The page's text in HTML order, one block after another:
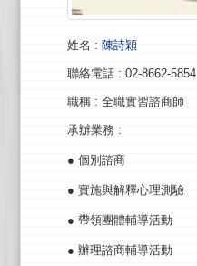
姓名 : 陳詩穎
聯絡電話 : 02-8662-5854
職稱 : 全職實習諮商師
承辦業務 :
● 個別諮商
● 實施與解釋心理測驗
● 帶領團體輔導活動
● 辦理諮商輔導活動